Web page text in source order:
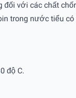
với các chất
trong nước tiểu
độ C.